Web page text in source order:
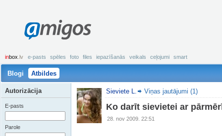
amigos
inbox .lv e-pasts spēles foto files iepazīšanās veikals ceļojumi smart
Blogi Atbildes
Sieviete L. Viņas jautājumi (1)
Ko darīt sievietei ar
28. nov 2009. 22:51
Autorizācija
E-pasts
Parole